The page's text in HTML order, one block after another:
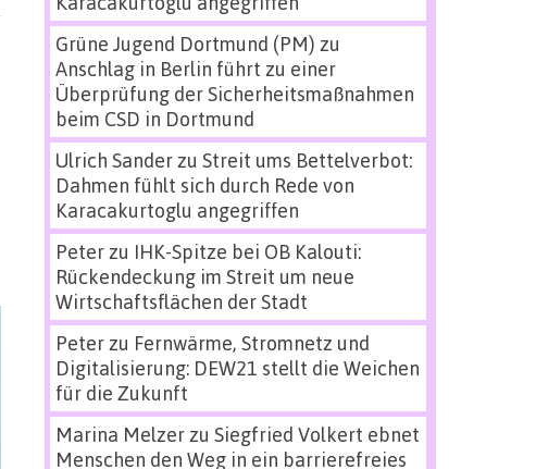
Grüne Jugend Dortmund (PM) zu
Anschlag in Berlin führt zu einer
Überprüfung der Sicherheitsmaßnahmen
beim CSD in Dortmund
Ulrich Sanderzu Streit ums Bettelverbot:
Dahmen fühlt sich durch Rede von
Karacakurtoglu angegriffen
Peterzu IHK-Spitze bei OB Kalouti:
Rückendeckung im Streit um neue
Wirtschaftsflächen der Stadt
Peterzu Fernwärme, Stromnetz und
Digitalisierung: DEW21 stellt die Weichen
für die Zukunft
Marina Melzerzu Siegfried Volkert ebnet
Menschen den Weg in ein barrierefreies